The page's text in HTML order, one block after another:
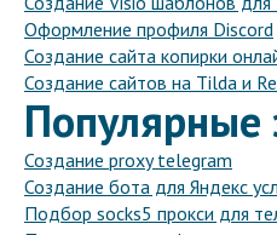
Оформление профиля Discord
Создание сайта копирки
Создание сайтов на Tilda и
Популярные
Создание proxy telegram
Создание бота для Яндекс
Подбор socks5 прокси для